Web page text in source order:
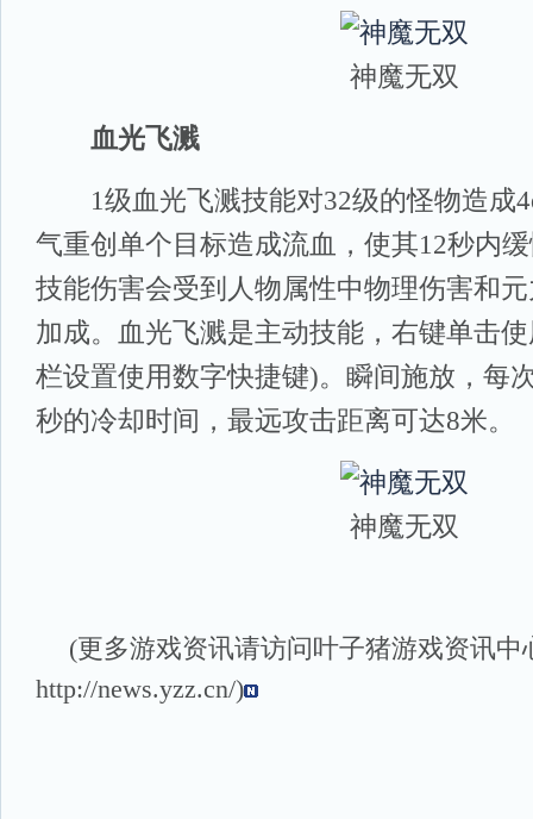
神魔无双
血光飞溅
1级血光飞溅技能对32级的怪物造成
气重创单个目标造成流血，使其12秒内
技能伤害会受到人物属性中物理伤害和
加成。血光飞溅是主动技能，右键单击
栏设置使用数字快捷键)。瞬间施放，每
秒的冷却时间，最远攻击距离可达8米。
神魔无双
(更多游戏资讯请访问叶子猪游戏资讯中
http://news.yzz.cn/)